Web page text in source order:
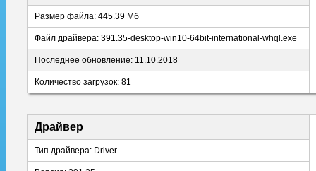
Размер файла: 445.39 Мб
Файл драйвера: 391.35-desktop-win10-64bit-international-whql.exe
Последнее обновление: 11.10.2018
Количество загрузок: 81
Драйвер
Тип драйвера: Driver